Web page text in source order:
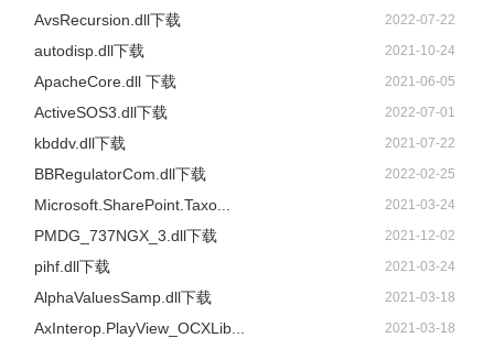
AvsRecursion.dll下载 2022-07-22
autodisp.dll下载 2021-10-24
ApacheCore.dll 下载 2021-06-05
ActiveSOS3.dll下载 2022-07-01
kbddv.dll下载 2021-07-22
BBRegulatorCom.dll下载 2022-02-25
Microsoft.SharePoint.Taxo... 2021-03-24
PMDG_737NGX_3.dll下载 2021-12-02
pihf.dll下载 2021-03-24
AlphaValuesSamp.dll下载 2021-03-18
AxInterop.PlayView_OCXLib... 2021-03-18